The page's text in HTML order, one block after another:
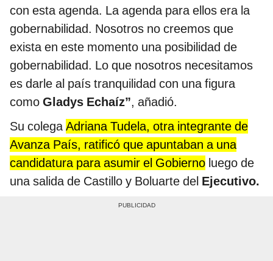
con esta agenda. La agenda para ellos era la
gobernabilidad. Nosotros no creemos que
exista en este momento una posibilidad de
gobernabilidad. Lo que nosotros necesitamos
es darle al país tranquilidad con una figura
como Gladys Echaíz”, añadió.
Su colega Adriana Tudela, otra integrante de
Avanza País, ratificó que apuntaban a una
candidatura para asumir el Gobierno luego de
una salida de Castillo y Boluarte del Ejecutivo.